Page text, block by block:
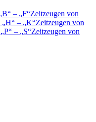
B – F Zeitzeugen von
H – K Zeitzeugen von
P – S Zeitzeugen von